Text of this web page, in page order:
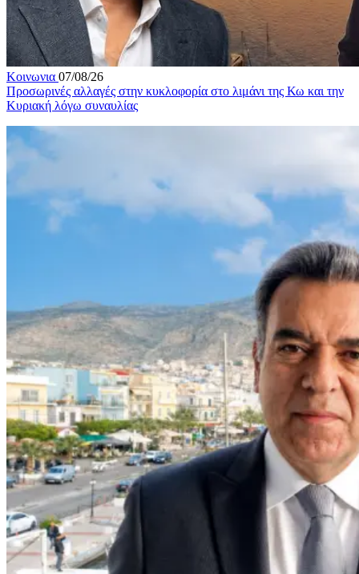
Κοινωνια 07/08/26
Προσωρινές αλλαγές στην κυκλοφορία στο λιμάνι της Κω και την
Κυριακή λόγω συναυλίας